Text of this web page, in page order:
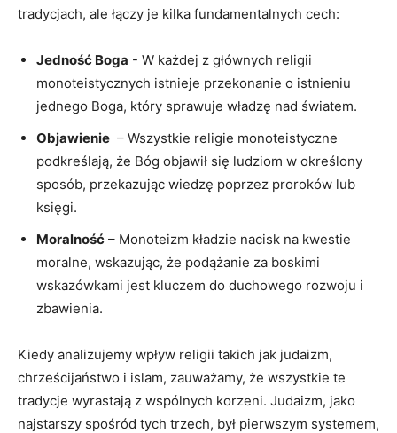
tradycjach, ale⁢ łączy je kilka fundamentalnych‌ cech:
Jedność Boga -⁤ W każdej z⁣ głównych religii
monoteistycznych ‍istnieje ⁤przekonanie o istnieniu
jednego‍ Boga, który sprawuje władzę nad światem.
Objawienie ⁤ – Wszystkie ‍religie monoteistyczne
‍podkreślają, że⁤ Bóg objawił się ludziom⁤ w określony
⁢sposób, ⁤przekazując wiedzę poprzez proroków lub
księgi.
Moralność – Monoteizm ‌kładzie nacisk‍ na⁤ kwestie
moralne, wskazując, że podążanie ⁣za boskimi
wskazówkami jest kluczem ⁤do ‍duchowego​ rozwoju i ​
zbawienia.
Kiedy analizujemy‍ wpływ religii takich jak⁣ judaizm,
chrześcijaństwo i islam, zauważamy, że⁣ wszystkie te
tradycje wyrastają⁣ z wspólnych korzeni. Judaizm, jako
najstarszy spośród tych trzech,​ był⁢ pierwszym systemem,